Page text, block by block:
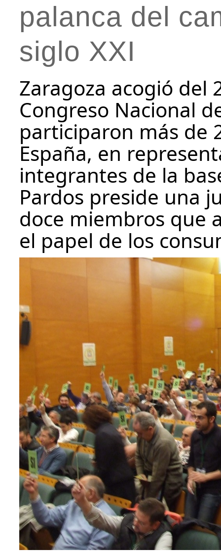
palanca del
siglo XXI
Zaragoza acogió del
Congreso Nacional
participaron más de
España, en
integrantes de la
Pardos preside una
doce miembros que
el papel de los